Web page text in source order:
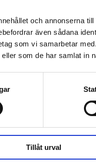
och annonserna
även sådana
som vi samarbetar
som de har samlat in
Tillåt urval